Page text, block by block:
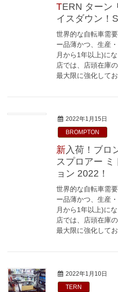
TERN ターン リンク A7 さらにプラ
イスダウン！
世界的な自転車需
ー品薄かつ、生産
月から1年以上)に
店では、店頭在庫
最大限に強化して
2022年1月15日
BROMPTON
新入荷！ブロンプトン Cライン エク
スプロアー
ョン 2022！
世界的な自転車需
ー品薄かつ、生産
月から1年以上)に
店では、店頭在庫
最大限に強化して
2022年1月10日
TERN